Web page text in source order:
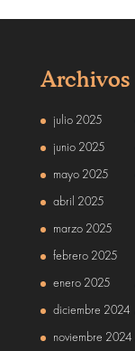
Archivos
julio 2025
junio 2025
mayo 2025
abril 2025
marzo 2025
febrero 2025
enero 2025
diciembre 2024
noviembre 2024